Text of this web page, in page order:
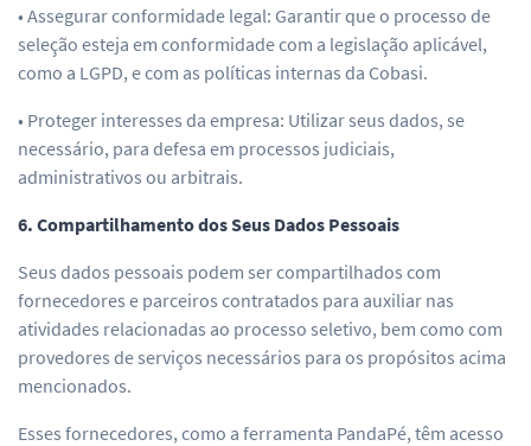
• Assegurar conformidade legal: Garantir que o processo de
seleção esteja em conformidade com a legislação aplicável,
como a LGPD, e com as políticas internas da Cobasi.
• Proteger interesses da empresa: Utilizar seus dados, se
necessário, para defesa em processos judiciais,
administrativos ou arbitrais.
6. Compartilhamento dos Seus Dados Pessoais
Seus dados pessoais podem ser compartilhados com
fornecedores e parceiros contratados para auxiliar nas
atividades relacionadas ao processo seletivo, bem como com
provedores de serviços necessários para os propósitos acima
mencionados.
Esses fornecedores, como a ferramenta PandaPé, têm acesso